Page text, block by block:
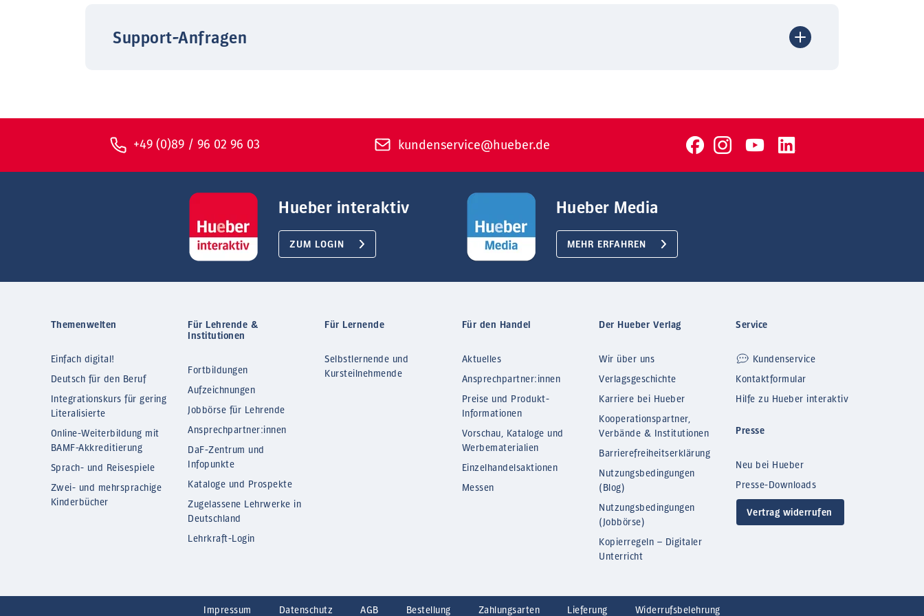
Support-Anfragen
+49 (0)89 / 96 02 96 03 kundenservice@hueber.de
Hueber interaktiv
ZUM LOGIN
Hueber Media
MEHR ERFAHREN
Themenwelten
Einfach digital!
Deutsch für den Beruf
Integrationskurs für gering
Literalisierte
Online-Weiterbildung mit
BAMF-Akkreditierung
Sprach- und Reisespiele
Zwei- und mehrsprachige
Kinderbücher
Für Lehrende &
Institutionen
Fortbildungen
Aufzeichnungen
Jobbörse für Lehrende
Ansprechpartner:innen
DaF-Zentrum und
Infopunkte
Kataloge und Prospekte
Zugelassene Lehrwerke in
Deutschland
Lehrkraft-Login
Für Lernende
Selbstlernende und
Kursteilnehmende
Für den Handel
Aktuelles
Ansprechpartner:innen
Preise und Produkt-
Informationen
Vorschau, Kataloge und
Werbematerialien
Einzelhandelsaktionen
Messen
Der Hueber Verlag
Wir über uns
Verlagsgeschichte
Karriere bei Hueber
Kooperationspartner,
Verbände & Institutionen
Barrierefreiheitserklärung
Nutzungsbedingungen
(Blog)
Nutzungsbedingungen
(Jobbörse)
Kopierregeln – Digitaler
Unterricht
Service
Kundenservice
Kontaktformular
Hilfe zu Hueber interaktiv
Presse
Neu bei Hueber
Presse-Downloads
Vertrag widerrufen
Impressum Datenschutz AGB Bestellung Zahlungsarten Lieferung Widerrufsbelehrung